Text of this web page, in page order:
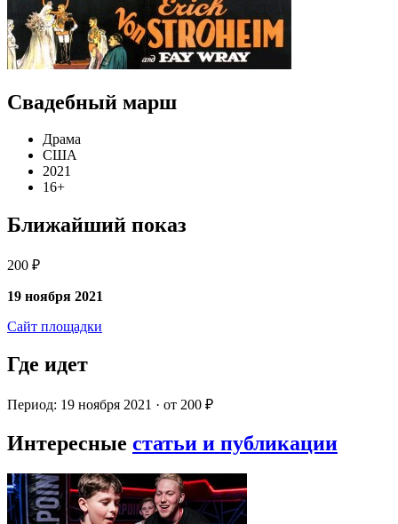
Свадебный марш
Драма
США
2021
16+
Ближайший показ
200 ₽
19 ноября 2021
Сайт площадки
Где идет
Период: 19 ноября 2021 · от 200 ₽
Интересные статьи и публикации